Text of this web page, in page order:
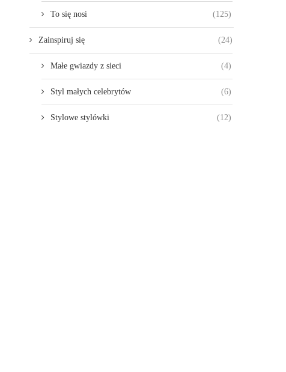
To się nosi (125)
Zainspiruj się (24)
Małe gwiazdy z sieci (4)
Styl małych celebrytów (6)
Stylowe stylówki (12)